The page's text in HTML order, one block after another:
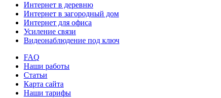
Интернет в деревню
Интернет в загородный дом
Интернет для офиса
Усиление связи
Видеонаблюдение под ключ
FAQ
Наши работы
Статьи
Карта сайта
Наши тарифы